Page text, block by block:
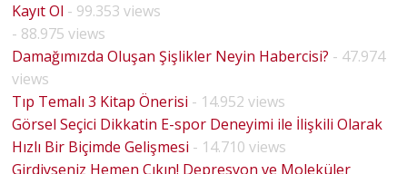
Kayıt Ol - 99.353 views
- 88.975 views
Damağımızda Oluşan Şişlikler Neyin Habercisi? - 47.974
views
Tıp Temalı 3 Kitap Önerisi - 14.952 views
Görsel Seçici Dikkatin E-spor Deneyimi ile İlişkili Olarak
Hızlı Bir Biçimde Gelişmesi - 14.710 views
Girdiyseniz Hemen Çıkın! Depresyon ve Moleküler